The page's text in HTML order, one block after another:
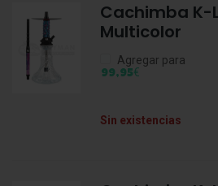
Cachimba K-
Multicolor
Agregar para
99,95€
Sin existencias